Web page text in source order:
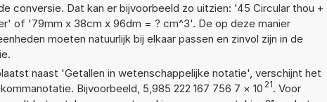
conversie. Dat kan er bijvoorbeeld zo uitzien: '45 Circular thou +
of '79mm x 38cm x 96dm = ? cm^3'. De op deze manier
moeten natuurlijk bij elkaar passen en zinvol zijn in de
naast 'Getallen in wetenschappelijke notatie', verschijnt het
Bijvoorbeeld, 5,985 222 167 756 7 × 10 21. Voor